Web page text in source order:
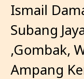
Ismail
Subang
,Gombak,
Ampang